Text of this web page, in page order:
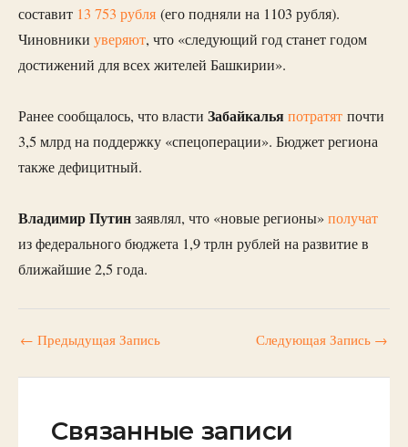
составит 13 753 рубля (его подняли на 1103 рубля).
Чиновники уверяют, что «следующий год станет годом
достижений для всех жителей Башкирии».
Ранее сообщалось, что власти Забайкальяпотратят почти
3,5 млрд на поддержку «спецоперации». Бюджет региона
также дефицитный.
Владимир Путинзаявлял, что «новые регионы» получат
из федерального бюджета 1,9 трлн рублей на развитие в
ближайшие 2,5 года.
← Предыдущая Запись Следующая Запись →
Связанные записи